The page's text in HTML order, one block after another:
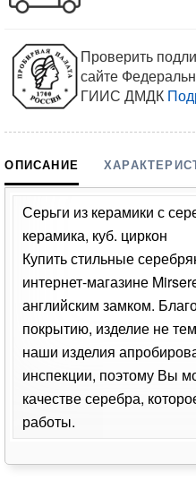
Проверить
сайте
ГИИС ДМДК
ОПИСАНИЕ
Серьги из керамики с
керамика, куб. циркон
Купить стильные
интернет-магазине
английским замком.
покрытию, изделие не
наши изделия
инспекции, поэтому Вы
качестве серебра,
работы.